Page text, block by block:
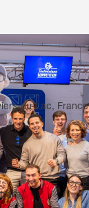
du-Lac, France